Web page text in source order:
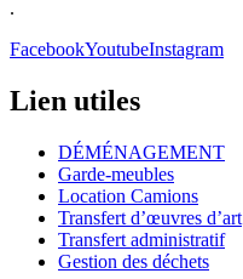
.
FacebookYoutubeInstagram
Lien utiles
DÉMÉNAGEMENT
Garde-meubles
Location Camions
Transfert d’œuvres d’art
Transfert administratif
Gestion des déchets